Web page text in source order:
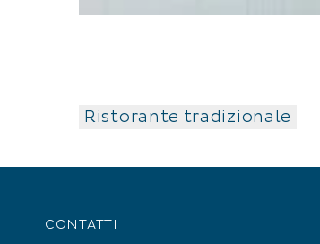
Ristorante tradizionale
Dal 01/04 al 30/09, ogni
CONTATTI